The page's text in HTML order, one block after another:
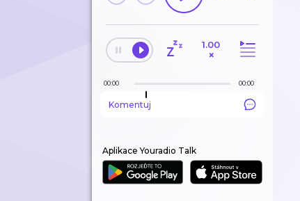
1.00
×
00:00 00:00
Komentuj
Aplikace Youradio Talk